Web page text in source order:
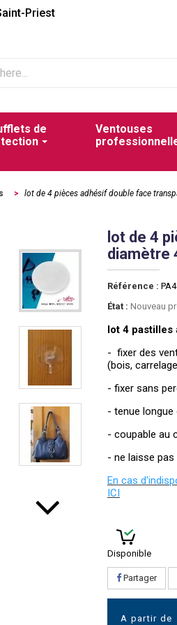
Priest
de
Ventouses
> lot de 4 pièces adhésif double face
lot de 4
diamètre
Référence :
État : Nouveau
lot 4 pastilles
- fixer des
(bois,
- fixer sans
- tenue longue
- coupable au
- ne laisse
En cas
ICI
Disponible
Partager
A partir de